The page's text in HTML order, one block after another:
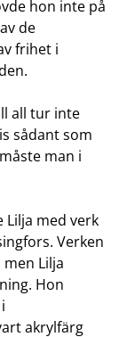
hon inte på
de
frihet i
all tur inte
sådant som
man i
med verk
Verken
Lilja
Hon
akrylfärg